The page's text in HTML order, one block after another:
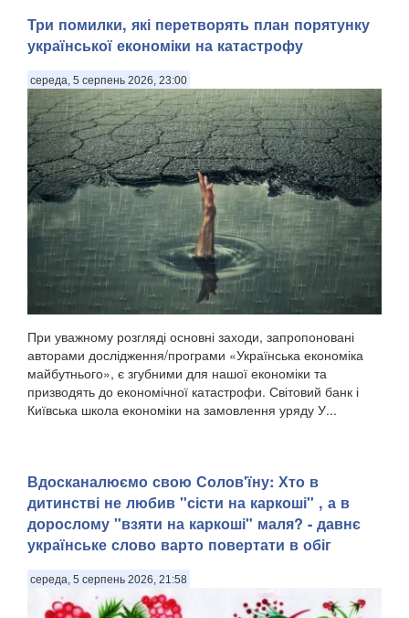
Три помилки, які перетворять план порятунку
української економіки на катастрофу
середа, 5 серпень 2026, 23:00
При уважному розгляді основні заходи, запропоновані
авторами дослідження/програми «Українська економіка
майбутнього», є згубними для нашої економіки та
призводять до економічної катастрофи. Світовий банк і
Київська школа економіки на замовлення уряду У...
Вдосканалюємо свою Солов'їну: Хто в
дитинстві не любив "сісти на каркоші" , а в
дорослому "взяти на каркоші" маля? - давнє
українське слово варто повертати в обіг
середа, 5 серпень 2026, 21:58